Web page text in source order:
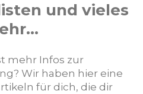
und vieles
mehr Infos zur
Wir haben hier eine
für dich, die dir